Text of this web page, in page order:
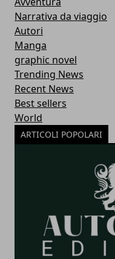
Narrativa da viaggio
Autori
Manga
graphic novel
Trending News
Recent News
Best sellers
World
ARTICOLI POPOLARI